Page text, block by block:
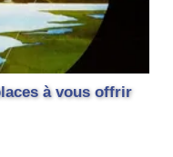
à vous offrir